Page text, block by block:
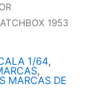
1953
1/64,
,
MARCAS DE